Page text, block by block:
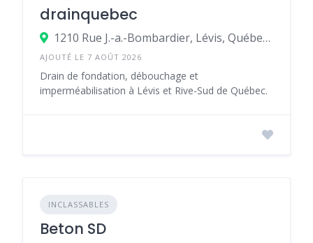
drainquebec
1210 Rue J.-a.-Bombardier, Lévis, Québec G7A 2P4, Canada
AJOUTÉ LE 7 AOÛT 2026
Drain de fondation, débouchage et
imperméabilisation à Lévis et Rive-Sud de Québec.
INCLASSABLES
Beton SD